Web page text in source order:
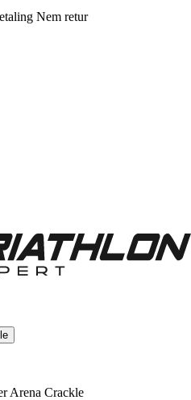
Nem retur
Arena Crackle